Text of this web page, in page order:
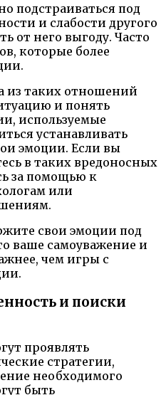
подстраиваться под
и слабости другого
от него выгоду. Часто
которые более
из таких отношений
и понять
используемые
устанавливать
эмоции. Если вы
в таких вредоносных
за помощью к
или
свои эмоции под
ваше самоуважение и
чем игры с
и поиски
проявлять
стратегии,
необходимого
быть